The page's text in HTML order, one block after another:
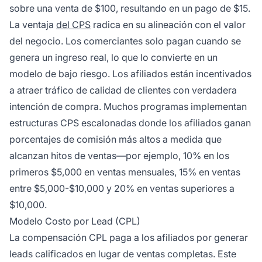
sobre una venta de $100, resultando en un pago de $15.
La ventaja del CPS radica en su alineación con el valor
del negocio. Los comerciantes solo pagan cuando se
genera un ingreso real, lo que lo convierte en un
modelo de bajo riesgo. Los afiliados están incentivados
a atraer tráfico de calidad de clientes con verdadera
intención de compra. Muchos programas implementan
estructuras CPS escalonadas donde los afiliados ganan
porcentajes de comisión más altos a medida que
alcanzan hitos de ventas—por ejemplo, 10% en los
primeros $5,000 en ventas mensuales, 15% en ventas
entre $5,000-$10,000 y 20% en ventas superiores a
$10,000.
Modelo Costo por Lead (CPL)
La compensación CPL paga a los afiliados por generar
leads calificados en lugar de ventas completas. Este